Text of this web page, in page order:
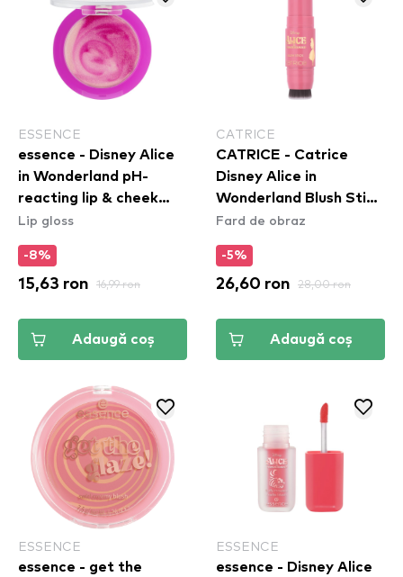
ESSENCE
essence - Disney Alice
in Wonderland pH-
reacting lip & cheek
balm 01
Lip gloss
-8%
15,63 ron 16,99 ron
Adaugă coș
CATRICE
CATRICE - Catrice
Disney Alice in
Wonderland Blush Stick
C01
Fard de obraz
-5%
26,60 ron 28,00 ron
Adaugă coș
ESSENCE
essence - get the
ESSENCE
essence - Disney Alice